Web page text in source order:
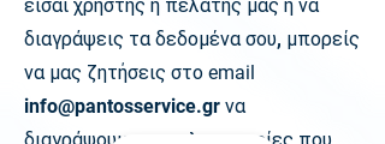
είσαι χρήστης ή πελάτης μας ή να
διαγράψεις τα δεδομένα σου, μπορείς
να μας ζητήσεις στο email
info@pantosservice.gr να